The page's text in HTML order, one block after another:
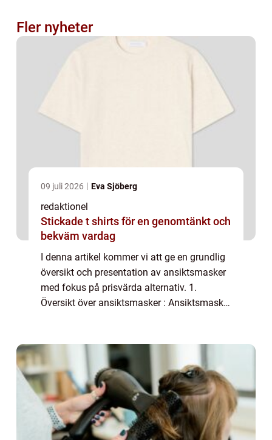
Fler nyheter
09 juli 2026 Eva Sjöberg
redaktionel
Stickade t shirts för en genomtänkt och
bekväm vardag
I denna artikel kommer vi att ge en grundlig
översikt och presentation av ansiktsmasker
med fokus på prisvärda alternativ. 1.
Översikt över ansiktsmasker : Ansiktsmasker